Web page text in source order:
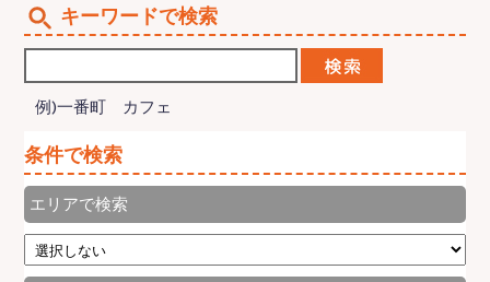
キーワードで検索
例)一番町 カフェ
条件で検索
エリアで検索